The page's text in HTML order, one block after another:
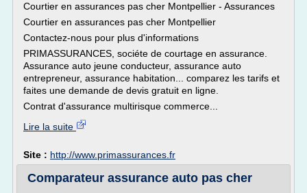
Courtier en assurances pas cher Montpellier - Assurances
Courtier en assurances pas cher Montpellier
Contactez-nous pour plus d'informations
PRIMASSURANCES, sociéte de courtage en assurance.
Assurance auto jeune conducteur, assurance auto
entrepreneur, assurance habitation... comparez les tarifs et
faites une demande de devis gratuit en ligne.
Contrat d'assurance multirisque commerce...
Lire la suite
Site : http://www.primassurances.fr
Comparateur assurance auto pas cher